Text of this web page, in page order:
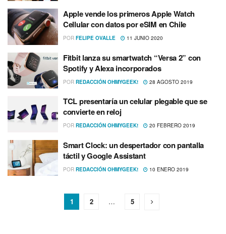
Apple vende los primeros Apple Watch
Cellular con datos por eSIM en Chile
POR FELIPE OVALLE 11 JUNIO 2020
Fitbit lanza su smartwatch “Versa 2” con
Spotify y Alexa incorporados
POR REDACCIÓN OHMYGEEK! 28 AGOSTO 2019
TCL presentarí­a un celular plegable que se
convierte en reloj
POR REDACCIÓN OHMYGEEK! 20 FEBRERO 2019
Smart Clock: un despertador con pantalla
táctil y Google Assistant
POR REDACCIÓN OHMYGEEK! 10 ENERO 2019
1 2 … 5